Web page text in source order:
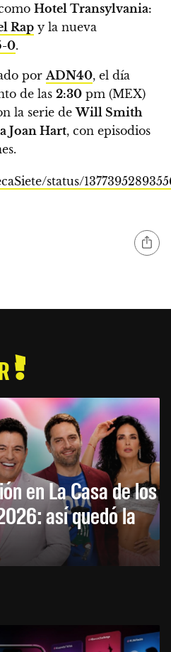
Hotel Transylvania:
Rap y la nueva
0.
por ADN40, el día
de las 2:30 pm (MEX)
la serie deWill Smith
Joan Hart, con episodios
status/
en La Casa de los
así quedó la